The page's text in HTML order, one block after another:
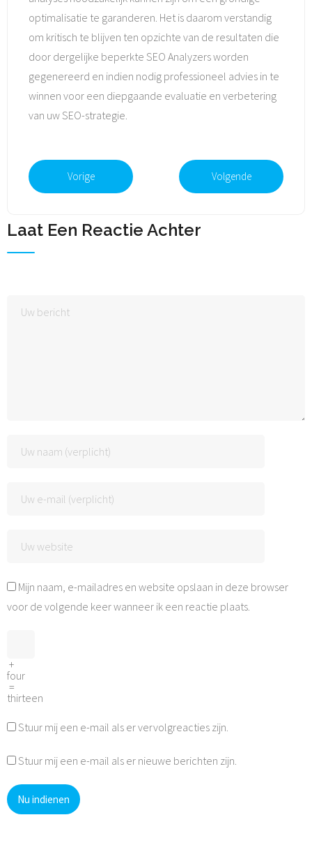
optimalisatie te garanderen. Het is daarom verstandig
om kritisch te blijven ten opzichte van de resultaten die
door dergelijke beperkte SEO Analyzers worden
gegenereerd en indien nodig professioneel advies in te
winnen voor een diepgaande evaluatie en verbetering
van uw SEO-strategie.
Vorige Volgende
Laat Een Reactie Achter
Mijn naam, e-mailadres en website opslaan in deze browser
voor de volgende keer wanneer ik een reactie plaats.
+
four
=
thirteen
Stuur mij een e-mail als er vervolgreacties zijn.
Stuur mij een e-mail als er nieuwe berichten zijn.